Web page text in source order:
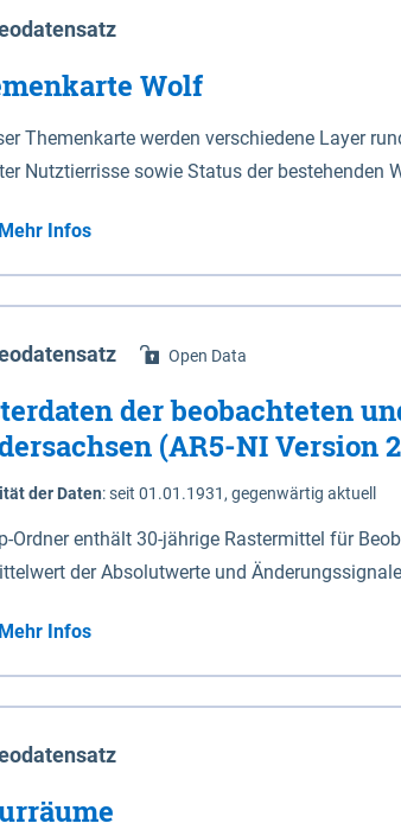
Wolf
Themenkarte werden verschiedene Layer
Nutztierrisse sowie Status der
Mehr Infos
Open Data
der beobachteten
(AR5-NI Version
der Daten:seit 01.01.1931, gegenwärtig aktuell
Ordner enthält 30-jährige Rastermittel für
der Absolutwerte und
(Jun. - Aug.) - au: Herbst (Sep. - Nov.) - wi: Winter (Dez. - Feb.) - hyr:
Jahr (Nov. - Okt.) - hsu:
- vd: Vegetationsruhe (Okt. - Mär.) Neben den Rasterdaten ist eine
zu den Dateinamen und für eine
code gegeben.
Mehr Infos